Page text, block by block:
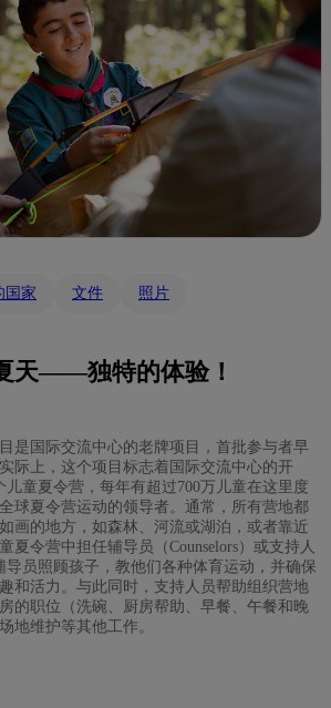
国家 文件 照片
天——独特的体验！
是国际交流中心的老牌项目，首批参与者早
际上，这个项目标志着国际交流中心的开
儿童夏令营，每年有超过700万儿童在这里度
球夏令营运动的领导者。通常，所有营地都
画的地方，如森林、河流或湖泊，或者靠近
夏令营中担任辅导员（Counselors）或支持人
导员照顾孩子，教他们各种体育运动，并确保
和活力。与此同时，支持人员帮助组织营地
的职位（洗碗、厨房帮助、早餐、午餐和晚
地维护等其他工作。